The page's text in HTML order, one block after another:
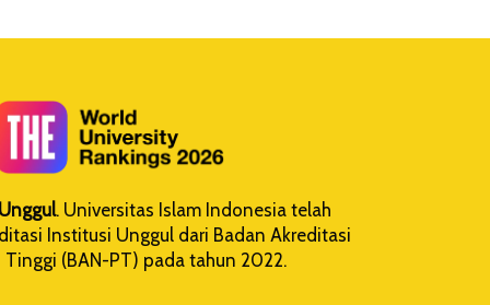
. Universitas Islam Indonesia telah
Institusi Unggul dari Badan Akreditasi
Tinggi (BAN-PT) pada tahun 2022.